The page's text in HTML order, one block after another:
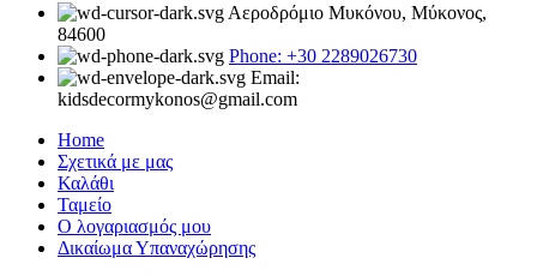
Αεροδρόμιο Μυκόνου, Μύκονος,
84600
Phone: +30 2289026730
Email:
kidsdecormykonos@gmail.com
Home
Σχετικά με μας
Καλάθι
Ταμείο
Ο λογαριασμός μου
Δικαίωμα Υπαναχώρησης